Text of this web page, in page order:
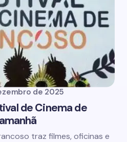
de 2025
de Cinema de
traz filmes, oficinas e